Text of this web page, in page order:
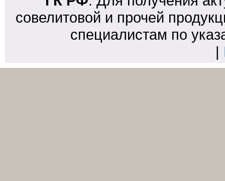
совелитовой и прочей
специалистам по
|